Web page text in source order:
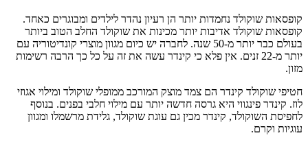
קופסאות שוקולד נחמדות יותר הן רעיון נהדר לילדים ומבוגרים כאחד.
קופסאות שוקולד אדיבות יותר מכינות את שוקולד החלב הטוב ביותר
בעולם כבר יותר מ-50 שנה. לחברה יש כיום מגוון מוצרי קונדיטוריה עם
יותר מ-22 זנים. אין פלא כי קינדר עשה את זה על כל כך הרבה רשימות
מזון.
חטיפי שוקולד קינדר הם צמד מוצק המורכב ממופלי שוקולד ומילוי אגוזי
לוז. קינדר פינגווי היא גרסה חדשה יותר עם מילוי חלבי בפנים. בנוסף
לחפיסת השוקולד, קינדר מכין גם עוגת שוקולד, גלידת מרשמלו ומגוון
עוגיות וקרם.